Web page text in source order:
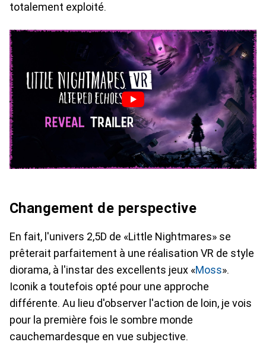
totalement exploité.
Changement de perspective
En fait, l'univers 2,5D de «Little Nightmares» se
prêterait parfaitement à une réalisation VR de style
diorama, à l'instar des excellents jeux «Moss».
Iconik a toutefois opté pour une approche
différente. Au lieu d'observer l'action de loin, je vois
pour la première fois le sombre monde
cauchemardesque en vue subjective.